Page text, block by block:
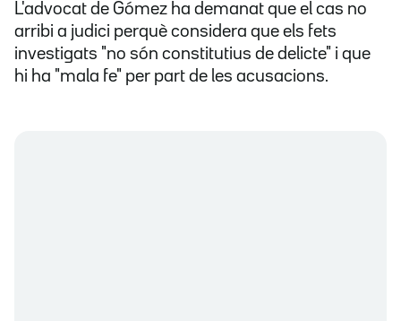
L'advocat de Gómez ha demanat que el cas no
arribi a judici perquè considera que els fets
investigats "no són constitutius de delicte" i que
hi ha "mala fe" per part de les acusacions.